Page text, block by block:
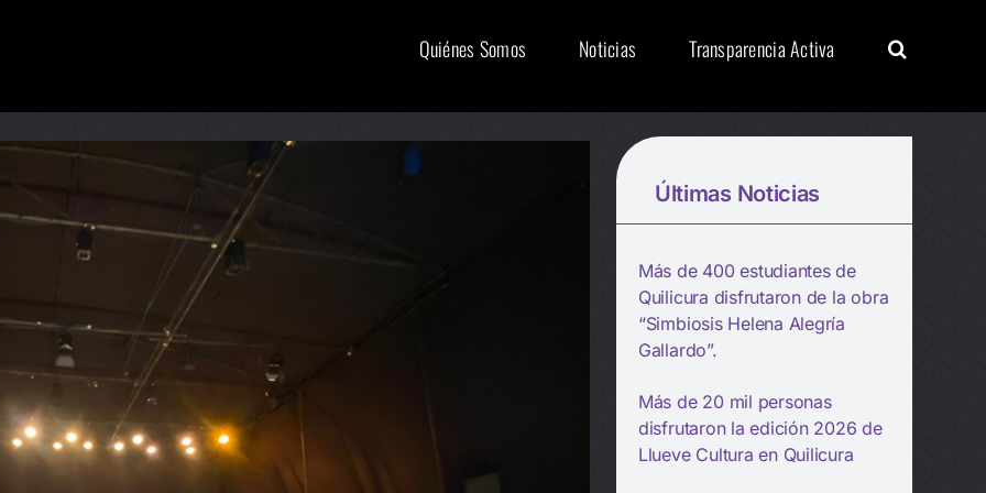
Quiénes Somos Noticias Transparencia Activa
Últimas Noticias
Más de 400 estudiantes de
Quilicura disfrutaron de la obra
“Simbiosis Helena Alegría
Gallardo”.
Más de 20 mil personas
disfrutaron la edición 2026 de
Llueve Cultura en Quilicura